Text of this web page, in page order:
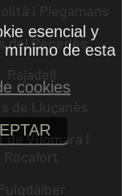
i Plegamans
del Penedès
Rajadell
de Lluçanès
de Vilomara i
Rocafort
esencial y
mínimo de esta
cookies